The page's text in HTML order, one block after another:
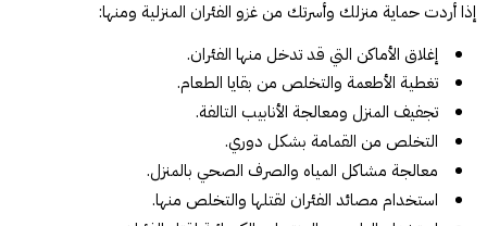
إذا أردت حماية منزلك وأسرتك من غزو الفئران المنزلية ومنها:
إغلاق الأماكن التي قد تدخل منها الفئران.
تغطية الأطعمة والتخلص من بقايا الطعام.
تجفيف المنزل ومعالجة الأنابيب التالفة.
التخلص من القمامة بشكل دوري.
معالجة مشاكل المياه والصرف الصحي بالمنزل.
استخدام مصائد الفئران لقتلها والتخلص منها.